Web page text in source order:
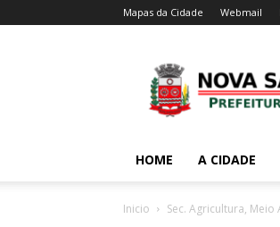
Mapas da Cidade Webmail
HOME A CIDADE
Inicio Sec. Agricultura,